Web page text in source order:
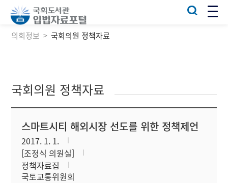
의회정보 국회의원 정책자료
국회의원 정책자료
스마트시티 해외시장 선도를 위한 정책제언
2017. 1. 1.
[조정식 의원실]
정책자료집
국토교통위원회